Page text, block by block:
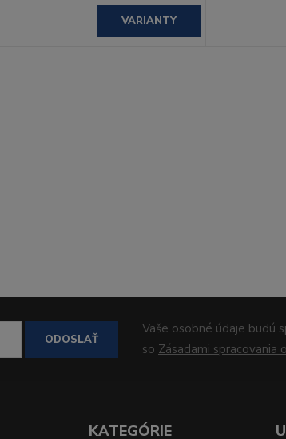
VARIANTY
ODOSLAŤ
Vaše osobné údaje budú
so Zásadami spracovania
KATEGÓRIE